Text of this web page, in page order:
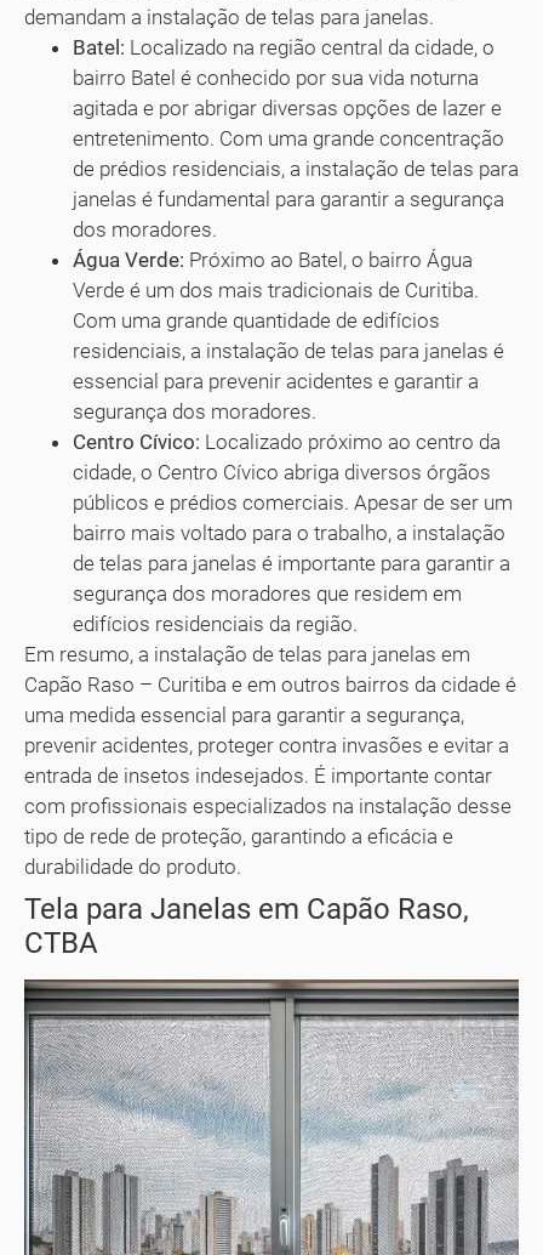
demandam a instalação de telas para janelas.
Batel: Localizado na região central da cidade, o
bairro Batel é conhecido por sua vida noturna
agitada e por abrigar diversas opções de lazer e
entretenimento. Com uma grande concentração
de prédios residenciais, a instalação de telas para
janelas é fundamental para garantir a segurança
dos moradores.
Água Verde: Próximo ao Batel, o bairro Água
Verde é um dos mais tradicionais de Curitiba.
Com uma grande quantidade de edifícios
residenciais, a instalação de telas para janelas é
essencial para prevenir acidentes e garantir a
segurança dos moradores.
Centro Cívico: Localizado próximo ao centro da
cidade, o Centro Cívico abriga diversos órgãos
públicos e prédios comerciais. Apesar de ser um
bairro mais voltado para o trabalho, a instalação
de telas para janelas é importante para garantir a
segurança dos moradores que residem em
edifícios residenciais da região.
Em resumo, a instalação de telas para janelas em
Capão Raso – Curitiba e em outros bairros da cidade é
uma medida essencial para garantir a segurança,
prevenir acidentes, proteger contra invasões e evitar a
entrada de insetos indesejados. É importante contar
com profissionais especializados na instalação desse
tipo de rede de proteção, garantindo a eficácia e
durabilidade do produto.
Tela para Janelas em Capão Raso,
CTBA